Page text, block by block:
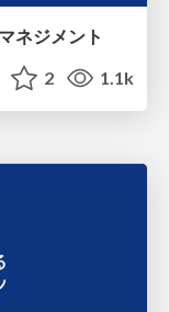
ネジメント
2 1.1k